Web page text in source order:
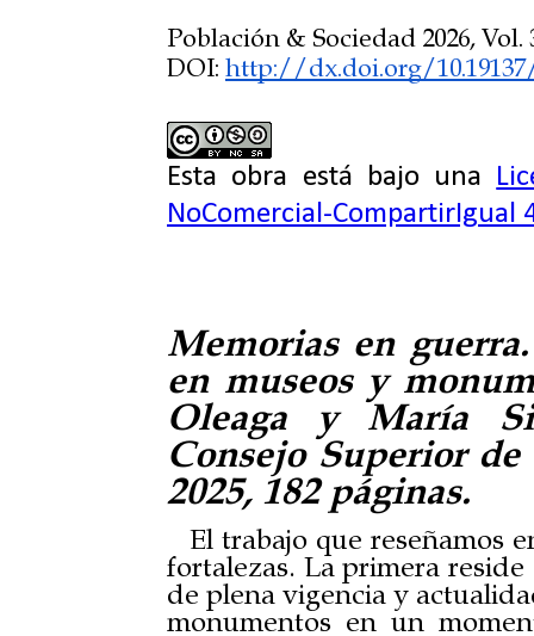
Población & Sociedad 2026, Vol.
DOI: http://dx.doi.org/10.19137/
Esta obra está bajo una
NoComercial-CompartirIgual
Memorias en
en museos y
Oleaga y María
Consejo Superior
2025, 182 páginas.
El trabajo que reseñamos
fortalezas. La primera
de plena vigencia y
monumentos en un